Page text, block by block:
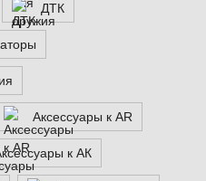
ДТК
Аксессуары к AR
к АК